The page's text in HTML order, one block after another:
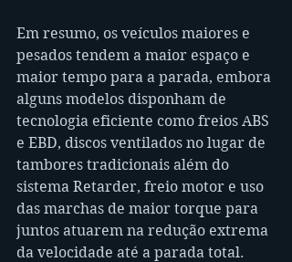
Em resumo, os veículos maiores e
pesados tendem a maior espaço e
maior tempo para a parada, embora
alguns modelos disponham de
tecnologia eficiente como freios ABS
e EBD, discos ventilados no lugar de
tambores tradicionais além do
sistema Retarder, freio motor e uso
das marchas de maior torque para
juntos atuarem na redução extrema
da velocidade até a parada total.